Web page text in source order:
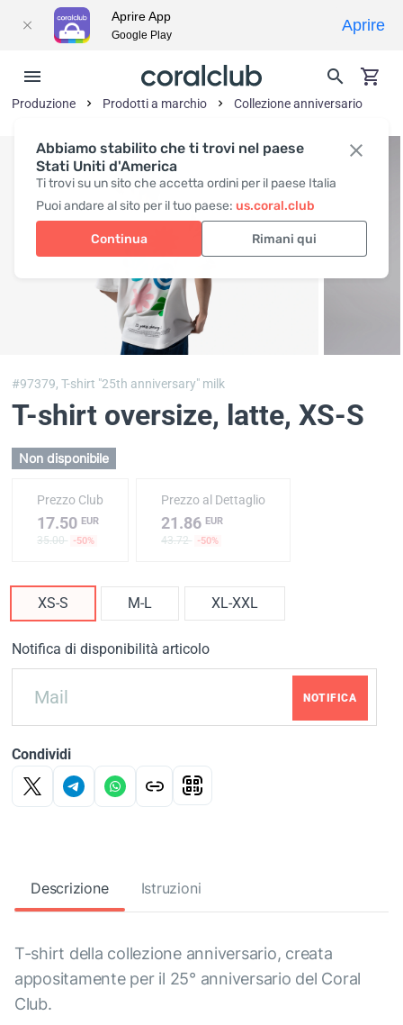
Abbiamo stabilito che ti trovi nel paese
Stati Uniti d'America
Ti trovi su un sito che accetta ordini per il paese Italia
Puoi andare al sito per il tuo paese: us.coral.club
Continua Rimani qui
Produzione Prodotti a marchio Collezione anniversario
#97379,T-shirt "25th anniversary" milk
T-shirt oversize, latte, XS-S
Non disponibile
Prezzo Club
17.50 EUR
35.00 -50%
Prezzo al Dettaglio
21.86EUR
43.72 -50%
XS-S M-L XL-XXL
Notifica di disponibilità articolo
NOTIFICA
Condividi
Descrizione Istruzioni
T-shirt della collezione anniversario, creata
appositamente per il 25° anniversario del Coral
Club.
Aprire App
Google Play
Aprire